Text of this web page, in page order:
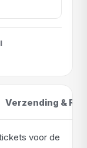
Verzending &
voor de